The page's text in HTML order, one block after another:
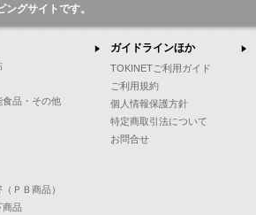
グサイトです。
食品・その他
ＰＢ商品）
商品
ガイドラインほか
TOKINETご利用ガイド
ご利用規約
個人情報保護方針
特定商取引法について
お問合せ